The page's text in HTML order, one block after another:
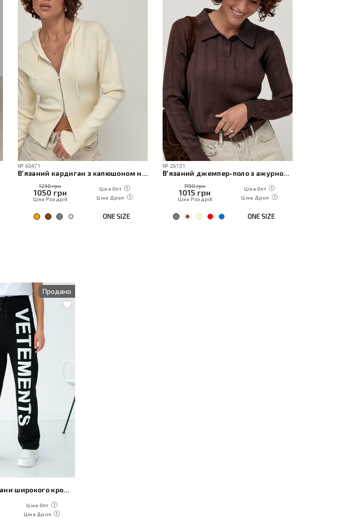
№ 60471
В'язаний кардиган з капюшоном на блискавці
1230 грн
1050 грн
Ціна Роздріб
Ціна Опт
Ціна Дроп
ONE SIZE
№ 26131
В'язаний джемпер-поло з ажурною в'язкою
1190 грн
1015 грн
Ціна Роздріб
Ціна Опт
Ціна Дроп
ONE SIZE
Продано
Трикотажні штани широкого крою з великим написом
Ціна Опт
Ціна Дроп